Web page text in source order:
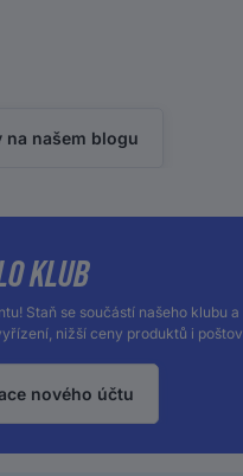
KLUB
Staň se součástí našeho klubu a
nižší ceny produktů i
nového účtu
na našem blogu